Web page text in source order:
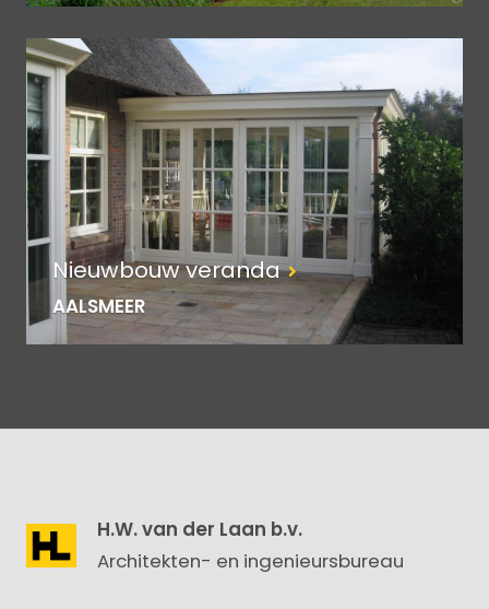
Nieuwbouw veranda
AALSMEER
H.W. van der Laan b.v.
Architekten- en ingenieursbureau